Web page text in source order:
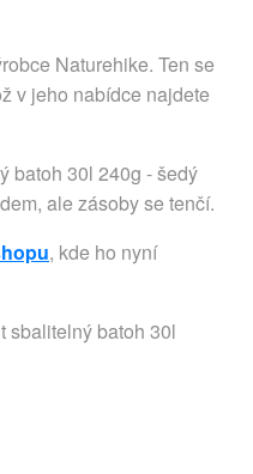
Naturehike. Ten se
v jeho nabídce najdete
batoh 30l 240g - šedý
ale zásoby se tenčí.
, kde ho nyní
sbalitelný batoh 30l